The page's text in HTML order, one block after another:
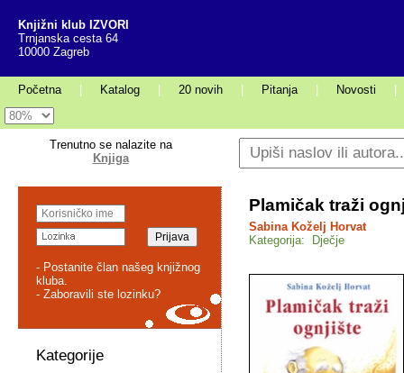
Knjižni klub IZVORI
Trnjanska cesta 64
10000 Zagreb
Početna Katalog 20 novih Pitanja Novosti
Trenutno se nalazite na
Knjiga
- Postanite član našeg knjižnog
kluba.
- Zaboravili ste lozinku?
Kategorije
Plamičak traži
Sabina Koželj Horvat
Kategorija: Dječje